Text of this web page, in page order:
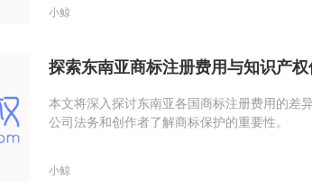
小鲸
探索东南亚商标注册费用与知识产权
本文将深入探讨东南亚各国商标注册费用的差
公司法务和创作者了解商标保护的重要性。
小鲸